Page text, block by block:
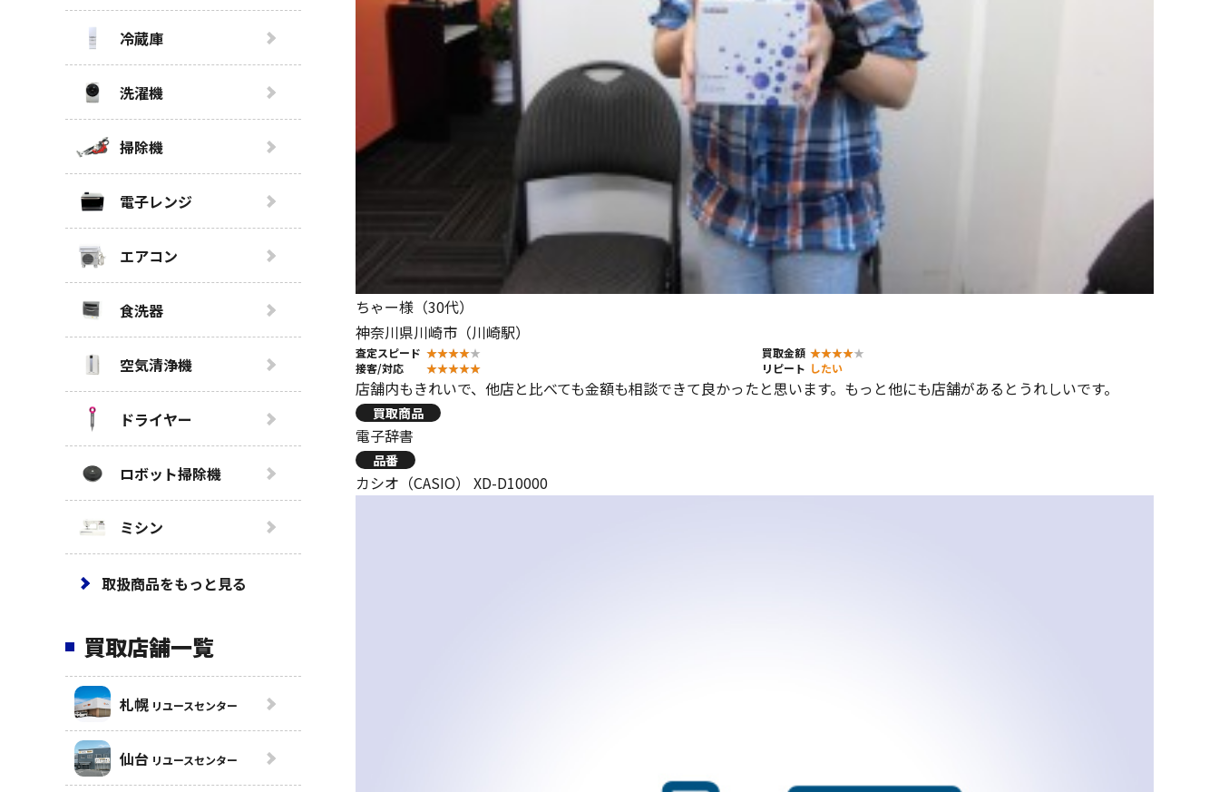
ちゃー様（30代）
神奈川県川崎市（川崎駅）
査定スピード
買取金額
接客/対応
リピート したい
店舗内もきれいで、他店と比べても金額も相談できて良かったと思います。もっと他にも店舗があるとうれしいです。
買取商品
電子辞書
品番
カシオ（CASIO） XD-D10000
冷蔵庫
洗濯機
掃除機
電子レンジ
エアコン
食洗器
空気清浄機
ドライヤー
ロボット掃除機
ミシン
取扱商品をもっと見る
買取店舗一覧
札幌 リユースセンター
仙台 リユースセンター